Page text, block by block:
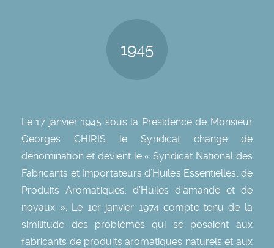
1945
Le 17 janvier 1945 sous la Présidence de Monsieur
Georges CHIRIS le Syndicat change de
dénomination et devient le « Syndicat National des
Fabricants et Importateurs d’Huiles Essentielles, de
Produits Aromatiques, d’Huiles d’amande et de
noyaux ». Le 1er janvier 1974 compte tenu de la
similitude des problèmes qui se posaient aux
fabricants de produits aromatiques naturels et aux